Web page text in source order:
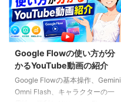
Google Flowの使い方が分
かるYouTube動画の紹介
Google Flowの基本操作、Gemini
Omni Flash、キャラクターの一